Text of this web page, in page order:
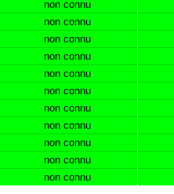
non connu
non connu
non connu
non connu
non connu
non connu
non connu
non connu
non connu
non connu
non connu